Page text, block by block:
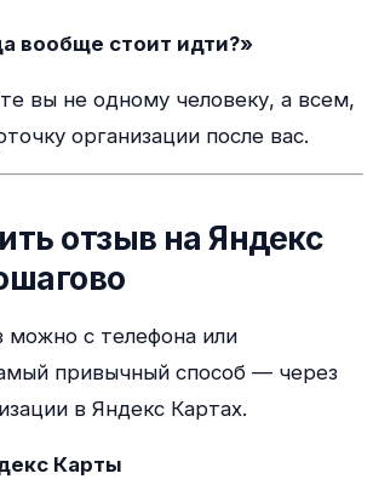
вообще стоит идти?»
вы не одному человеку, а всем,
организации после вас.
отзыв на Яндекс
можно с телефона или
привычный способ — через
в Яндекс Картах.
Карты